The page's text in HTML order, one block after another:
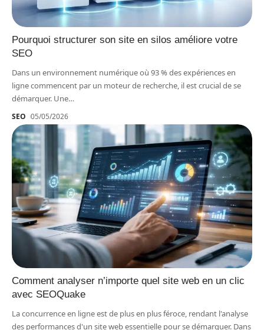
Pourquoi structurer son site en silos améliore votre
SEO
Dans un environnement numérique où 93 % des expériences en
ligne commencent par un moteur de recherche, il est crucial de se
démarquer. Une…
SEO 05/05/2026
Comment analyser n’importe quel site web en un clic
avec SEOQuake
La concurrence en ligne est de plus en plus féroce, rendant l'analyse
des performances d'un site web essentielle pour se démarquer. Dans